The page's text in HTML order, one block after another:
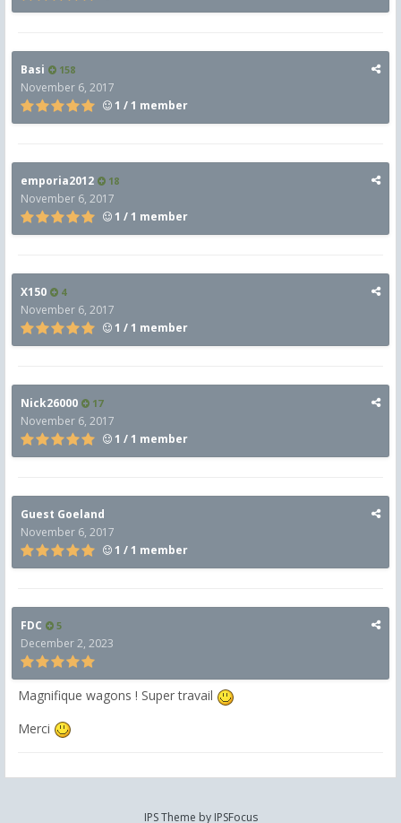
Basi 158
November 6, 2017
1 / 1 member
emporia2012 18
November 6, 2017
1 / 1 member
X150 4
November 6, 2017
1 / 1 member
Nick26000 17
November 6, 2017
1 / 1 member
Guest Goeland
November 6, 2017
1 / 1 member
FDC 5
December 2, 2023
Magnifique wagons ! Super travail
Merci
IPS Theme by IPSFocus